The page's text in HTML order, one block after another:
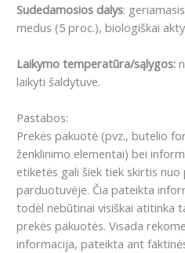
Sudedamosios dalys:
medus (5 proc.), biologiškai
Laikymo temperatūra/sąlygos:
laikyti šaldytuve.
Pastabos:
Prekės pakuotė (pvz., butelio
ženklinimo elementai) bei
etiketės gali šiek tiek skirtis
parduotuvėje. Čia pateikta
todėl nebūtinai visiškai atitinka
prekės pakuotės. Visada
informacija, pateikta ant